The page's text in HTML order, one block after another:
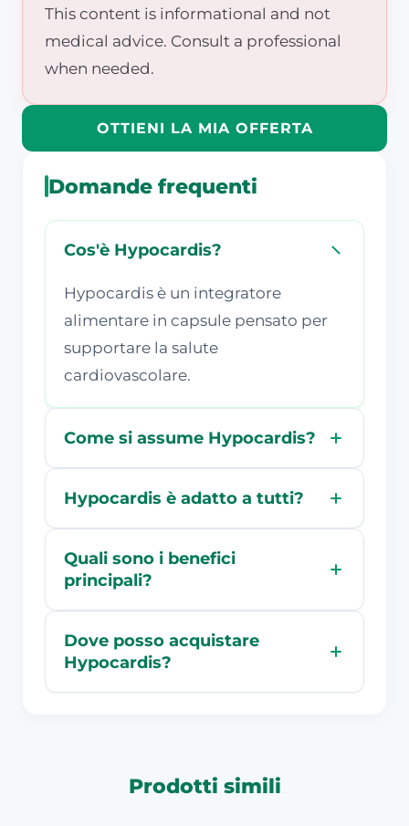
This content is informational and not
medical advice. Consult a professional
when needed.
OTTIENI LA MIA OFFERTA
Domande frequenti
Cos'è Hypocardis?
Hypocardis è un integratore
alimentare in capsule pensato per
supportare la salute
cardiovascolare.
Come si assume Hypocardis?
Hypocardis è adatto a tutti?
Quali sono i benefici
principali?
Dove posso acquistare
Hypocardis?
Prodotti simili